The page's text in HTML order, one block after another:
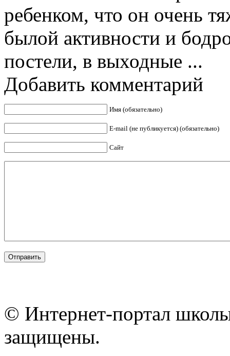
ребенком, что он очень
былой активности и
постели, в выходные ...
Добавить комментарий
Имя (обязательно)
E-mail (не публикуется) (обязательно)
Сайт
© Интернет-портал
защищены.